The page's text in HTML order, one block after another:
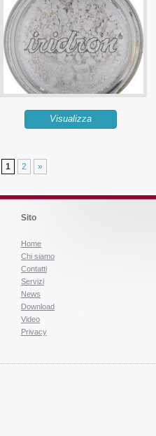
Visualizza
1 2 »
Sito
Home
Chi siamo
Contatti
Servizi
News
Download
Video
Privacy